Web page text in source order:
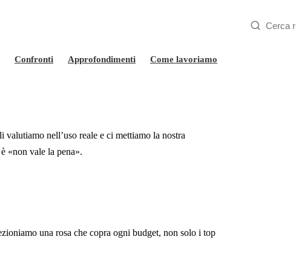
Confronti Approfondimenti Come lavoriamo
nell’uso reale e ci mettiamo la nostra
«non vale la pena».
una rosa che copra ogni budget, non solo i top